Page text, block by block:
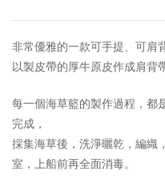
非常優雅的一款可手提、可肩
以製皮帶的厚牛原皮作成肩背
每一個海草籃的製作過程，都
完成，
採集海草後，洗淨曬乾，編織
室，上船前再全面消毒。